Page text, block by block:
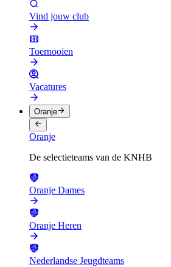
Vind jouw club
Toernooien
Vacatures
Oranje
Oranje
De selectieteams van de KNHB
Oranje Dames
Oranje Heren
Nederlandse Jeugdteams